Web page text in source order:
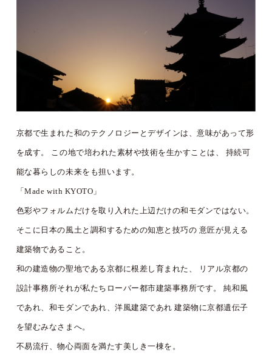
京都で生まれた和のテクノロジーとデザインは、意味があって形
を成す。 この地で培われた素材や技術を生かすことは、 持続可
能な暮らしの未来をも担います。
「Made with KYOTO」
色彩やフォルムだけを取り入れた上辺だけの和モダンではない。
そこに日本の風土と調和するための知恵と技巧の 意匠が見える
建築物であること。
和の建造物の聖地である京都に根差し育まれた、 リアル京都の
設計事務所それが私たちローバー都市建築事務所です。 純和風
であれ、和モダンであれ、洋風建築であれ 建築物に京都遺伝子
を望むみなさまへ。
不易流行、物心両面を満たす美しき一棟を。